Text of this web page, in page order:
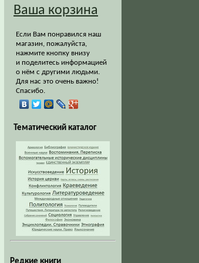
Ваша корзина
Если Вам понравился наш
магазин, пожалуйста,
нажмите кнопку внизу
и поделитесь информацией
о нём с другими людьми.
Для нас это очень важно!
Спасибо.
Тематический каталог